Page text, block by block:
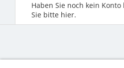
Haben Sie noch kein
Sie bitte hier.